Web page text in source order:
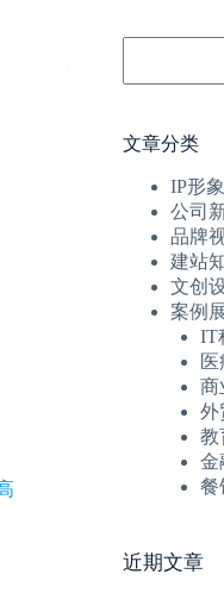
文章分类
IP形
公司
品牌
建站
文创
案例
IT
医
商
外
教
金
餐
近期文章